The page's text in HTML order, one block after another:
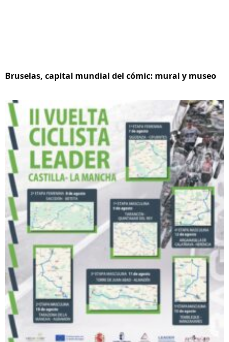
Bruselas, capital mundial del cómic: mural y museo